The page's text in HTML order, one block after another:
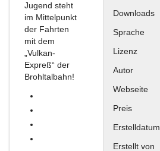
Jugend steht
im Mittelpunkt
der Fahrten
mit dem
„Vulkan-
Expreß“ der
Brohltalbahn!
Downloads
Sprache
Lizenz
Autor
Webseite
Preis
Erstelldatum
Erstellt von